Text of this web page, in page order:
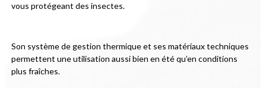
vous protégeant des insectes.
Son système de gestion thermique et ses matériaux techniques
permettent une utilisation aussi bien en été qu’en conditions
plus fraîches.